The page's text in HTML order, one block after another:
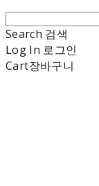
Search 검색
Log In 로그인
Cart장바구니